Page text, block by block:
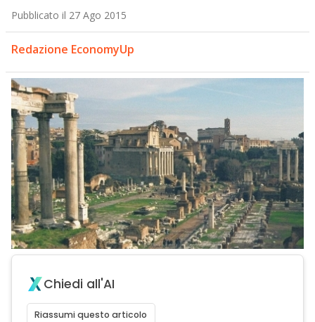
Pubblicato il 27 Ago 2015
Redazione EconomyUp
Chiedi all'AI
Riassumi questo articolo